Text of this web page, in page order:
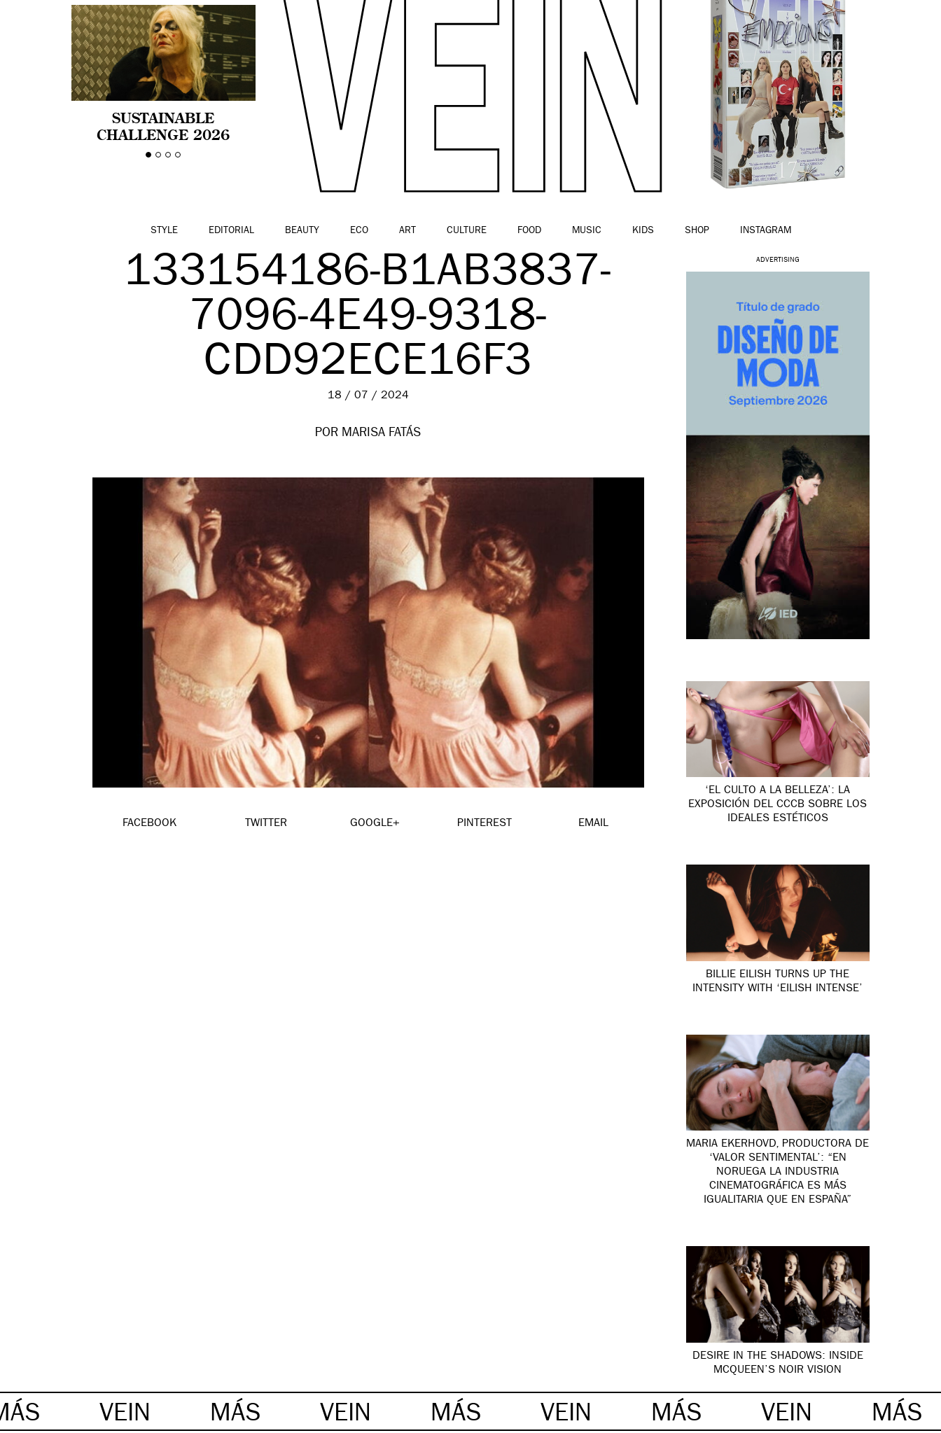
SUSTAINABLE
CHALLENGE 2026
CELEBRA LA
STYLE EDITORIAL BEAUTY ECO ART CULTURE FOOD MUSIC KIDS SHOP INSTAGRAM
133154186-B1AB3837-
7096-4E49-9318-
CDD92ECE16F3
18 / 07 / 2024
POR MARISA FATÁS
FACEBOOK TWITTER GOOGLE+ PINTEREST EMAIL
ADVERTISING
‘EL CULTO A LA BELLEZA’: LA
EXPOSICIÓN DEL CCCB SOBRE LOS
IDEALES ESTÉTICOS
BILLIE EILISH TURNS UP THE
INTENSITY WITH ‘EILISH INTENSE’
MARIA EKERHOVD, PRODUCTORA DE
‘VALOR SENTIMENTAL’: “EN
NORUEGA LA INDUSTRIA
CINEMATOGRÁFICA ES MÁS
IGUALITARIA QUE EN ESPAÑA”
DESIRE IN THE SHADOWS: INSIDE
MCQUEEN’S NOIR VISION
VEIN MÁS VEIN MÁS VEIN MÁS VEIN MÁS